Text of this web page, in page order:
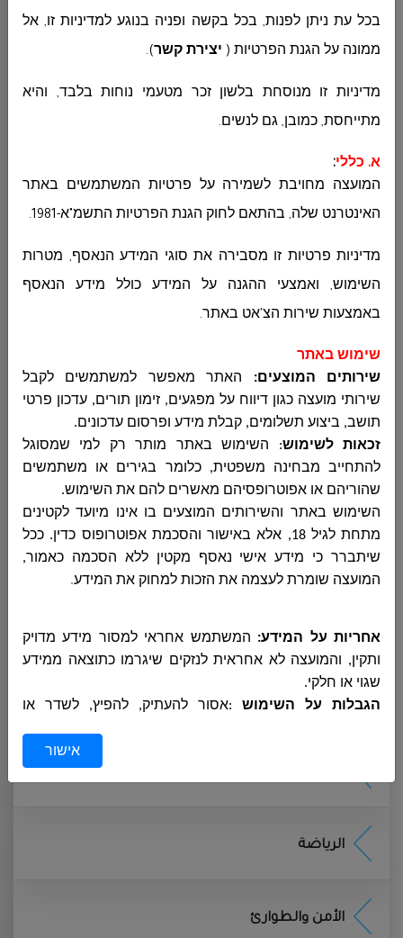
التربية والتعليم
مركز الخدمات النفسية
قسم الصحة والبيئة وترخيص المصالح
مكافحة العنف المخدرات والكحول
وحدة النهوض بمكانة المرأة
الخدمات البيطرية
القوى العاملة والاجور
المستشار القضائي
المراقب الداخلي ومسؤول شكاوى الجمهور
الرياضة
الأمن والطوارئ
בכל עת ניתן לפנות, בכל בקשה ופניה בנוגע למדיניות זו, אל
ממונה על הגנת הפרטיות ( יצירת קשר )
.
מדיניות זו מנוסחת בלשון זכר מטעמי נוחות בלבד, והיא
מתייחסת, כמובן, גם לנשים.
א. כללי:
המועצה מחויבת לשמירה על פרטיות המשתמשים באתר
האינטרנט שלה, בהתאם לחוק הגנת הפרטיות התשמ"א-1981
.
מדיניות פרטיות זו מסבירה את סוגי המידע הנאסף, מטרות
השימוש, ואמצעי ההגנה על המידע כולל מידע הנאסף
באמצעות שירות הצ'אט באתר .
שימוש באתר
שירותים המוצעים: האתר מאפשר למשתמשים לקבל
שירותי מועצה כגון דיווח על מפגעים, זימון תורים, עדכון פרטי
תושב, ביצוע תשלומים, קבלת מידע ופרסום עדכונים.
זכאות לשימוש: השימוש באתר מותר רק למי שמסוגל
להתחייב מבחינה משפטית, כלומר בגירים או משתמשים
שהוריהם או אפוטרופסיהם מאשרים להם את השימוש.
השימוש באתר והשירותים המוצעים בו אינו מיועד לקטינים
מתחת לגיל 18, אלא באישור והסכמת אפוטרופוס כדין. ככל
שיתברר כי מידע אישי נאסף מקטין ללא הסכמה כאמור,
המועצה שומרת לעצמה את הזכות למחוק את המידע.
אחריות על המידע: המשתמש אחראי למסור מידע מדויק
ותקין, והמועצה לא אחראית לנזקים שיגרמו כתוצאה ממידע
שגוי או חלקי.
הגבלות על השימוש :אסור להעתיק, להפיץ, לשדר או
איסור על פגיעה בזכויות אחרים
לפגוע בזכויות פרטיות, קניין רוחני או לבצע פעולות לא חוקיות
הפרטיות, ומנהלת את מאגרי המידע המשמשים לצורך
השירותים המקוונים, בהתאם להגדרות חוקיות
אישור